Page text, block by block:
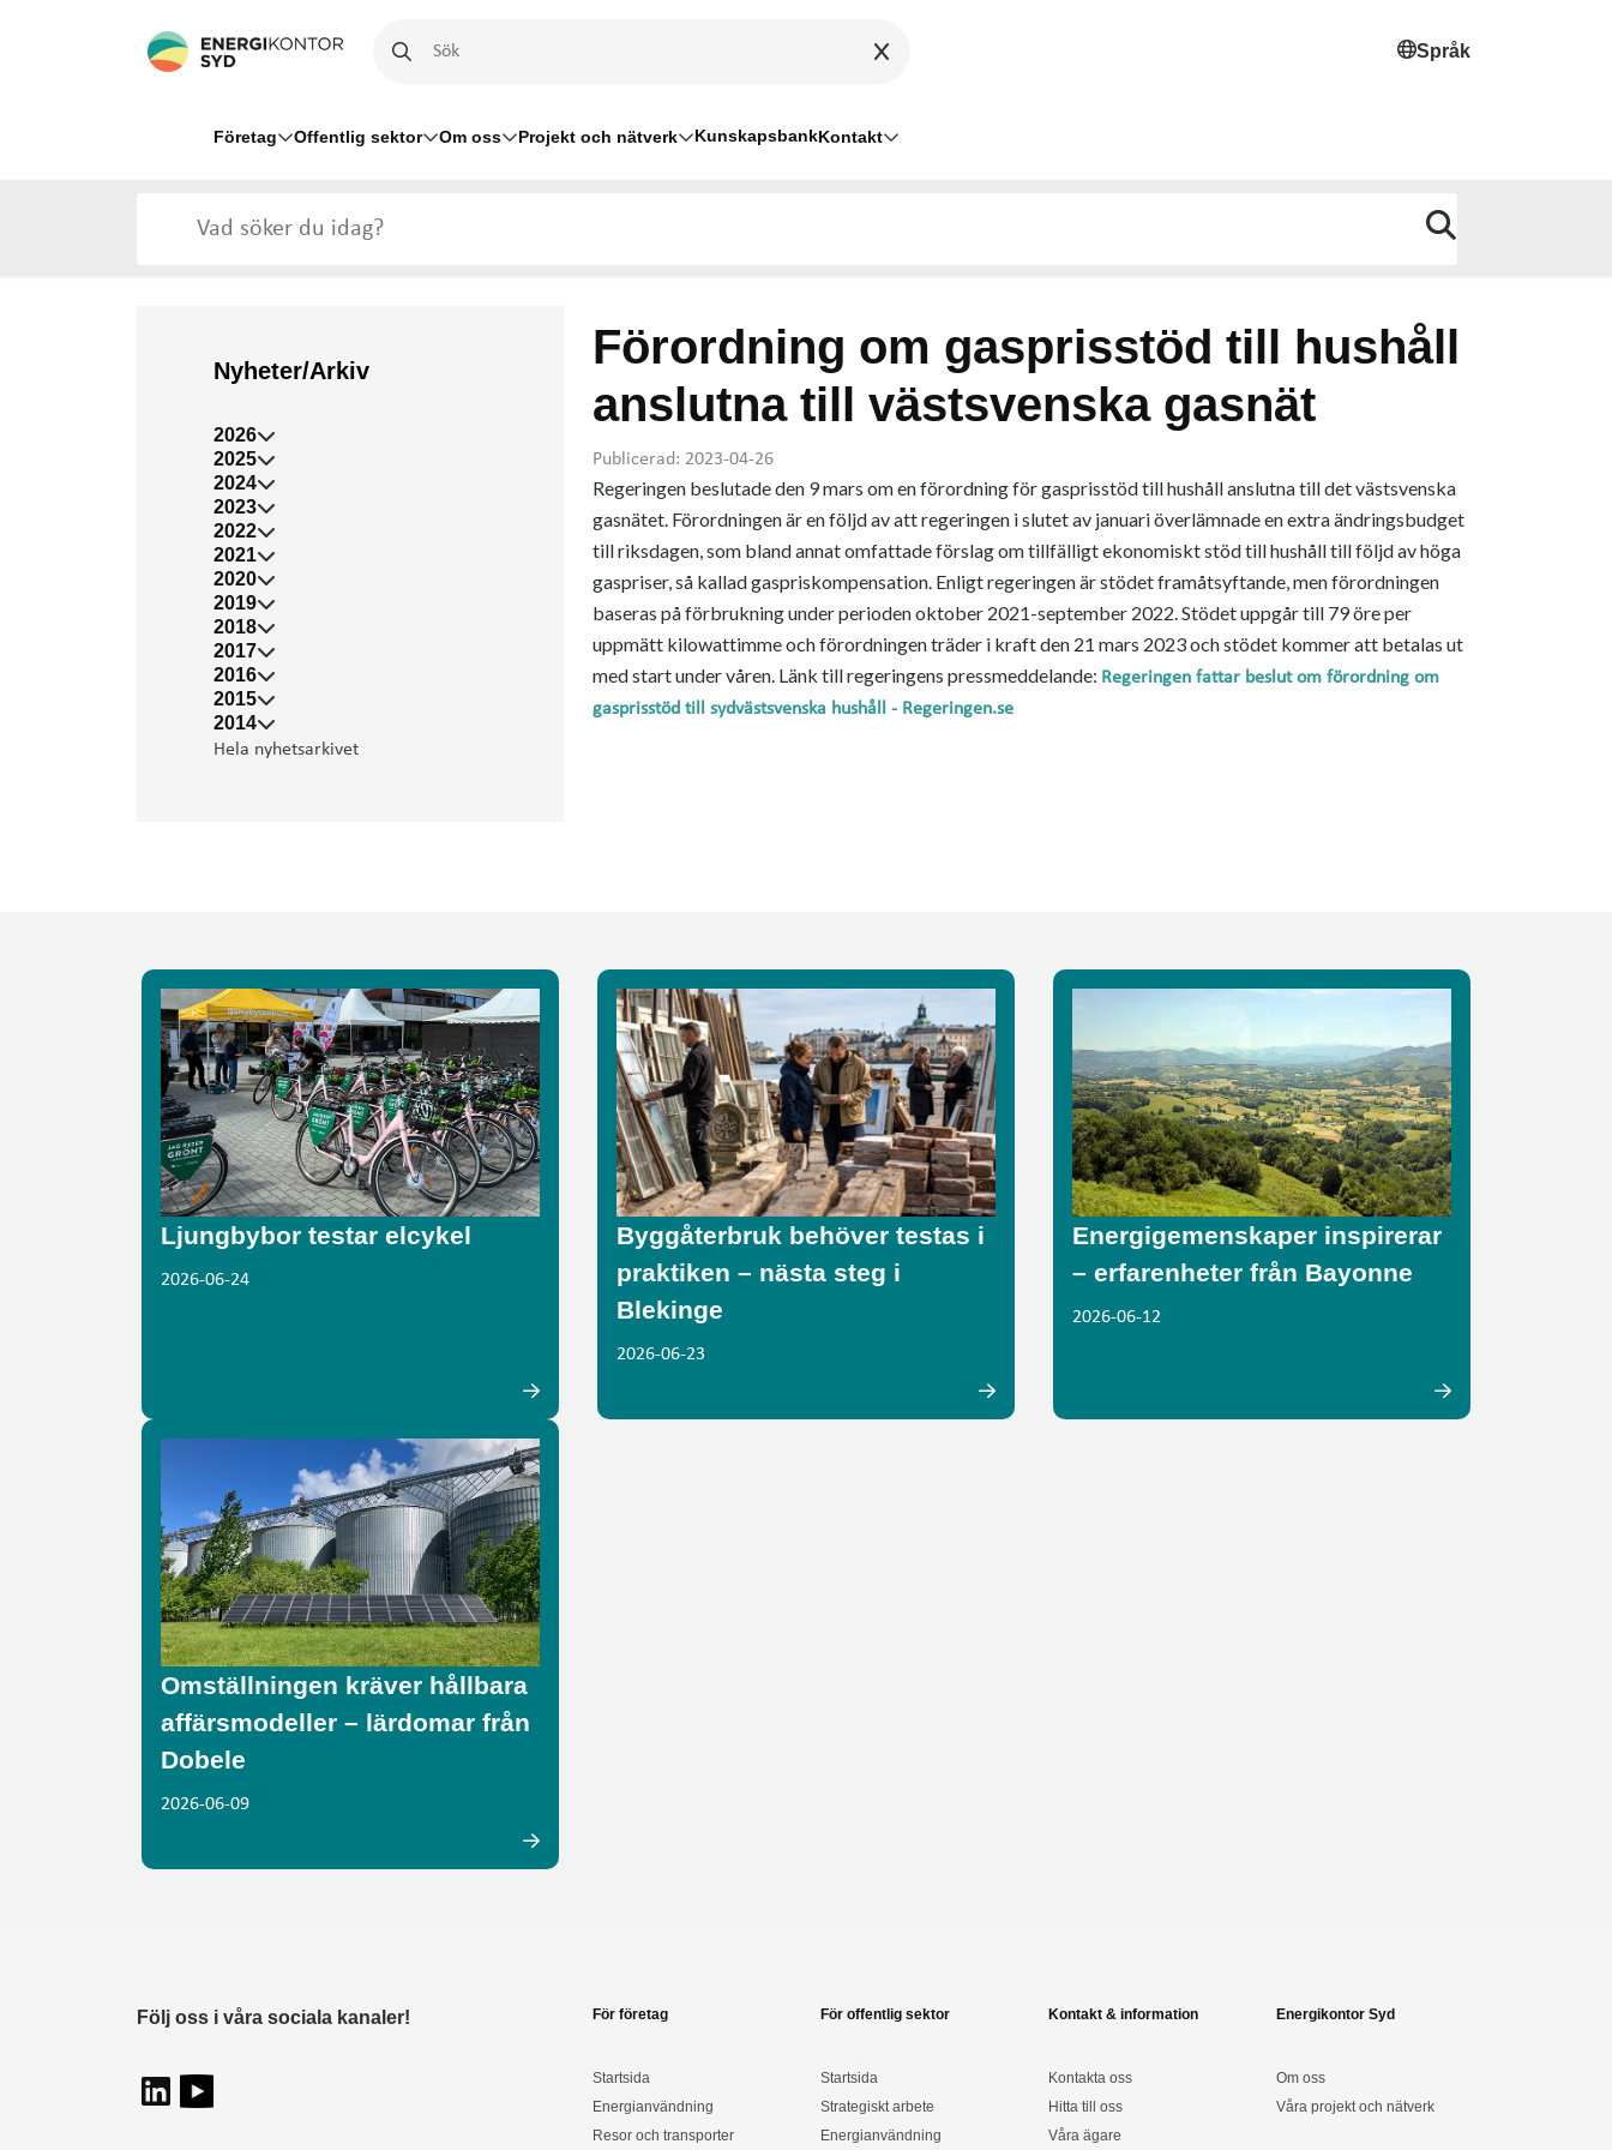
Språk
Företag Offentlig sektor Om oss Projekt och nätverk KunskapsbankKontakt
Förordning om gasprisstöd till hushåll
anslutna till västsvenska gasnät
Publicerad: 2023-04-26
Regeringen beslutade den 9 mars om en förordning för gasprisstöd till hushåll anslutna till det västsvenska
gasnätet. Förordningen är en följd av att regeringen i slutet av januari överlämnade en extra ändringsbudget
till riksdagen, som bland annat omfattade förslag om tillfälligt ekonomiskt stöd till hushåll till följd av höga
gaspriser, så kallad gaspriskompensation. Enligt regeringen är stödet framåtsyftande, men förordningen
baseras på förbrukning under perioden oktober 2021-september 2022. Stödet uppgår till 79 öre per
uppmätt kilowattimme och förordningen träder i kraft den 21 mars 2023 och stödet kommer att betalas ut
med start under våren. Länk till regeringens pressmeddelande: Regeringen fattar beslut om förordning om
gasprisstöd till sydvästsvenska hushåll - Regeringen.se
Nyheter/Arkiv
2026
2025
2024
2023
2022
2021
2020
2019
2018
2017
2016
2015
2014
Hela nyhetsarkivet
Ljungbybor testar elcykel
2026-06-24
Byggåterbruk behöver testas i
praktiken – nästa steg i
Blekinge
2026-06-23
Energigemenskaper inspirerar
– erfarenheter från Bayonne
2026-06-12
Omställningen kräver hållbara
affärsmodeller – lärdomar från
Dobele
2026-06-09
Följ oss i våra sociala kanaler! För företag
Startsida
Energianvändning
Resor och transporter
För offentlig sektor
Startsida
Strategiskt arbete
Energianvändning
Kontakt & information
Kontakta oss
Hitta till oss
Våra ägare
Energikontor Syd
Om oss
Våra projekt och nätverk